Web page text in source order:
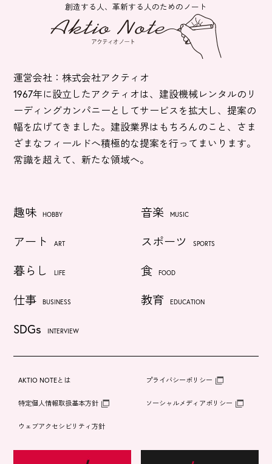
創造する人、革新する人のためのノート
運営会社：株式会社アクティオ
1967年に設立したアクティオは、建設機械レンタルのリ
ーディングカンパニーとしてサービスを拡大し、提案の
幅を広げてきました。建設業界はもちろんのこと、さま
ざまなフィールドへ積極的な提案を行ってまいります。
常識を超えて、新たな領域へ。
趣味 HOBBY 音楽 MUSIC
アート ART スポーツ SPORTS
暮らし LIFE 食 FOOD
仕事 BUSINESS 教育 EDUCATION
SDGs INTERVIEW
AKTIO NOTEとは プライバシーポリシー
特定個人情報取扱基本方針 ソーシャルメディアポリシー
ウェブアクセシビリティ方針